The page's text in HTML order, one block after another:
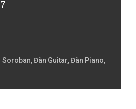
Soroban, Đàn Guitar, Đàn Piano,